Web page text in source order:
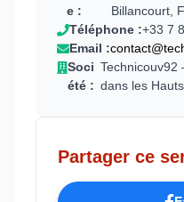
e :
Billancourt,
Téléphone :+33 7
Email :
Soci
été :
Technicouv92
dans les
Partager ce